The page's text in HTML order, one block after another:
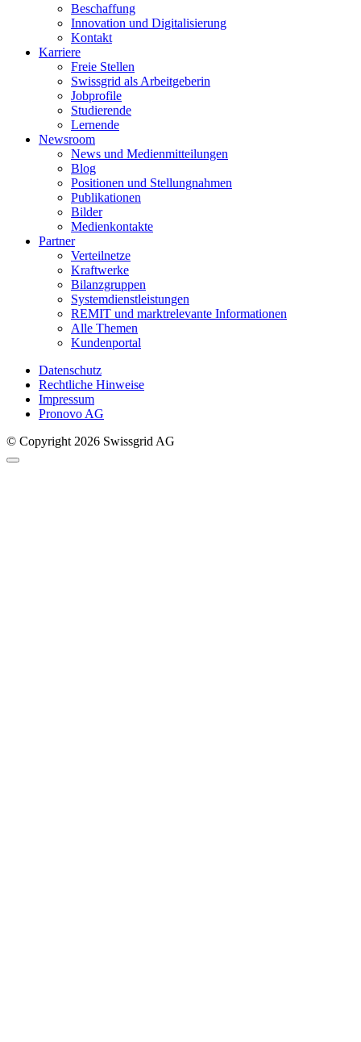
Beschaffung
Innovation und Digitalisierung
Kontakt
Karriere
Freie Stellen
Swissgrid als Arbeitgeberin
Jobprofile
Studierende
Lernende
Newsroom
News und Medienmitteilungen
Blog
Positionen und Stellungnahmen
Publikationen
Bilder
Medienkontakte
Partner
Verteilnetze
Kraftwerke
Bilanzgruppen
Systemdienstleistungen
REMIT und marktrelevante Informationen
Alle Themen
Kundenportal
Datenschutz
Rechtliche Hinweise
Impressum
Pronovo AG
© Copyright 2026 Swissgrid AG